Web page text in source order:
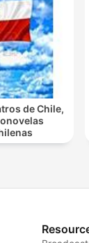
de Chile,